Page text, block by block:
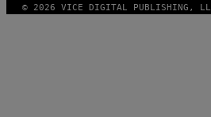
© 2026 VICE DIGITAL PUBLISHING,